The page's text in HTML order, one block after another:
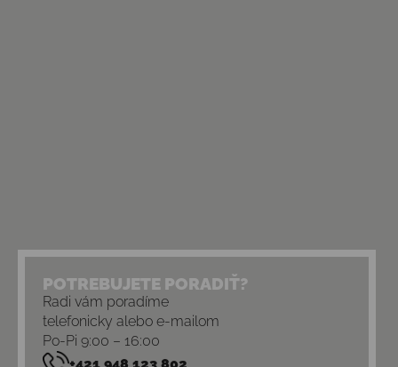
POTREBUJETE PORADIŤ?
Radi vám poradíme
telefonicky alebo e-mailom
Po-Pi 9:00 – 16:00